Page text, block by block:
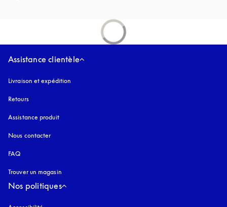
Assistance clientèle
Livraison et expédition
Retours
Assistance produit
Nous contacter
FAQ
Trouver un magasin
Nos politiques